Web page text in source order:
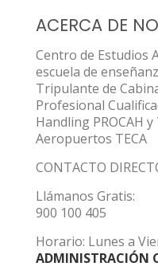
ACERCA DE
Centro de Estudios
escuela de
Tripulante de
Profesional
Handling PROCAH
Aeropuertos TECA
CONTACTO
Llámanos Gratis:
900 100 405
Horario: Lunes a
ADMINISTRACIÓN